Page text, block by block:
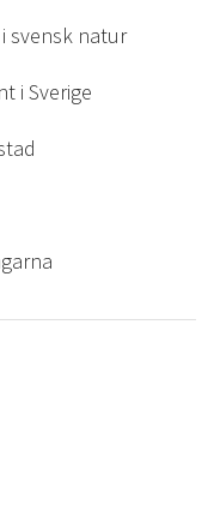
svensk natur
i Sverige